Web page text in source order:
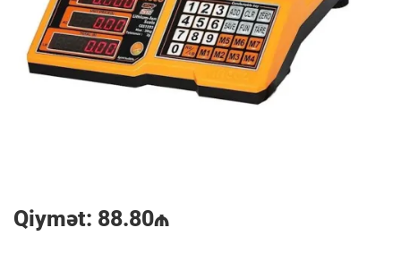
Qiymət: 88.80₼